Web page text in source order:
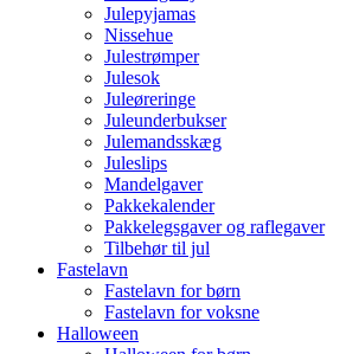
Julepyjamas
Nissehue
Julestrømper
Julesok
Juleøreringe
Juleunderbukser
Julemandsskæg
Juleslips
Mandelgaver
Pakkekalender
Pakkelegsgaver og raflegaver
Tilbehør til jul
Fastelavn
Fastelavn for børn
Fastelavn for voksne
Halloween